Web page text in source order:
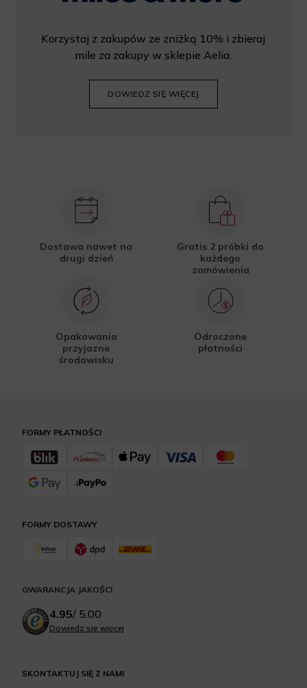
Korzystaj z zakupów ze zniżką 10% i zbieraj
mile za zakupy w sklepie Aelia.
DOWIEDZ SIĘ WIĘCEJ
Dostawa nawet na
drugi dzień
Gratis 2 próbki do
każdego
zamówienia
Opakowania
przyjazne
środowisku
Odroczone
płatności
SKONTAKTUJ SIĘ Z NAMI
FORMY DOSTAWY
FORMY PŁATNOŚCI
GWARANCJA JAKOŚCI
4.95/ 5.00
Dowiedz się więcej